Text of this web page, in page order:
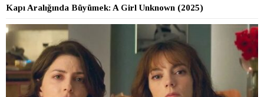
Kapı Aralığında Büyümek: A Girl Unknown (2025)